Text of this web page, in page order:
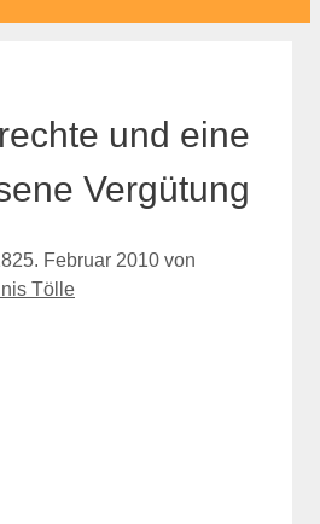
und eine
Vergütung
25. Februar 2010 von
Tölle